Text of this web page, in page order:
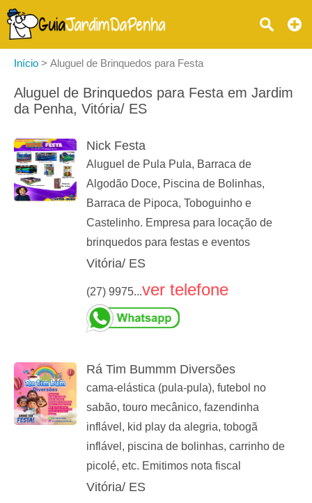
Início > Aluguel de Brinquedos para Festa
Aluguel de Brinquedos para Festa em Jardim
da Penha, Vitória/ ES
Nick Festa
Aluguel de Pula Pula, Barraca de
Algodão Doce, Piscina de Bolinhas,
Barraca de Pipoca, Toboguinho e
Castelinho. Empresa para locação de
brinquedos para festas e eventos
Vitória/ ES
(27) 9975...ver telefone
Rá Tim Bummm Diversões
cama-elástica (pula-pula), futebol no
sabão, touro mecânico, fazendinha
inflável, kid play da alegria, tobogã
inflável, piscina de bolinhas, carrinho de
picolé, etc. Emitimos nota fiscal
Vitória/ ES